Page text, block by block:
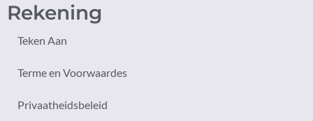
Rekening
Teken Aan
Terme en Voorwaardes
Privaatheidsbeleid